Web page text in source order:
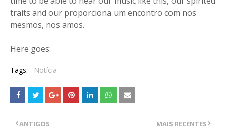
traits and our proporciona um encontro com nos
mesmos, nos amos.
Here goes:
Tags: Notícia
MAIS RECENTES
ANTIGOS